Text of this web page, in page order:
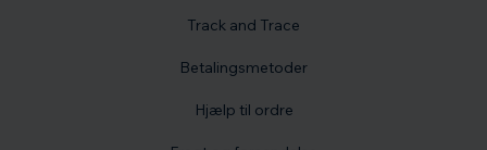
Track and Trace
Betalingsmetoder
Hjælp til ordre